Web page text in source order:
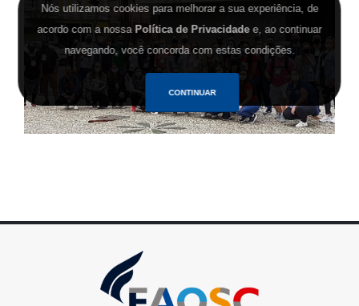
Nós utilizamos cookies para melhorar a sua experiência, de
acordo com a nossa Política de Privacidadee, ao continuar
navegando, você concorda com estas condições.
CONTINUAR